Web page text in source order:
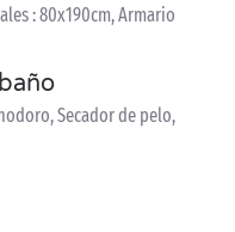
: 80x190cm, Armario
Secador de pelo,